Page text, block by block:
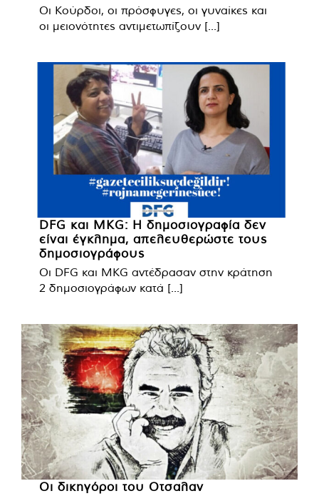
Οι Κούρδοι, οι πρόσφυγες, οι γυναίκες και
οι μειονότητες αντιμετωπίζουν [...]
DFG και MKG: Η δημοσιογραφία δεν
είναι έγκλημα, απελευθερώστε τους
δημοσιογράφους
Οι DFG και MKG αντέδρασαν στην κράτηση
2 δημοσιογράφων κατά [...]
Οι δικηγόροι του Οτσαλαν